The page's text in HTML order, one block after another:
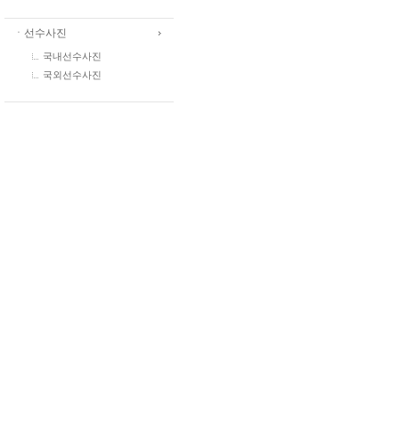
ㆍ선수사진
국내선수사진
국외선수사진